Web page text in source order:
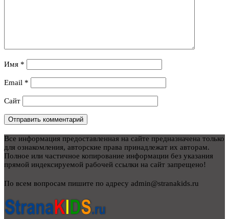
Имя *
Email *
Сайт
Все информация предоставленная на сайте предназначена только
для ознакомления, авторские права принадлежат их авторам.
Полное или частичное копирование информации без указания
прямой индексируемой рабочей ссылки на сайт запрещено!
По всем вопросам пишите по адресу admin@stranakids.ru